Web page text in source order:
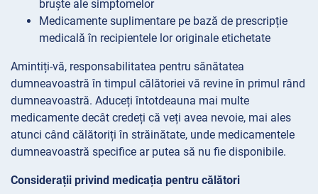
bruște ale simptomelor
Medicamente suplimentare pe bază de prescripție
medicală în recipientele lor originale etichetate
Amintiți-vă, responsabilitatea pentru sănătatea
dumneavoastră în timpul călătoriei vă revine în primul rând
dumneavoastră. Aduceți întotdeauna mai multe
medicamente decât credeți că veți avea nevoie, mai ales
atunci când călătoriți în străinătate, unde medicamentele
dumneavoastră specifice ar putea să nu fie disponibile.
Considerații privind medicația pentru călători